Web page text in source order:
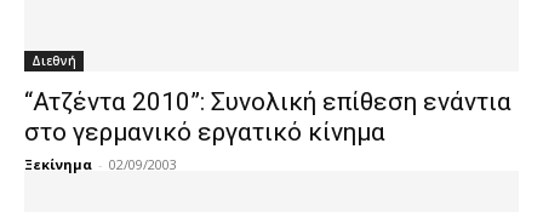
Διεθνή
“Ατζέντα 2010”: Συνολική επίθεση ενάντια
στο γερμανικό εργατικό κίνημα
Ξεκίνημα - 02/09/2003